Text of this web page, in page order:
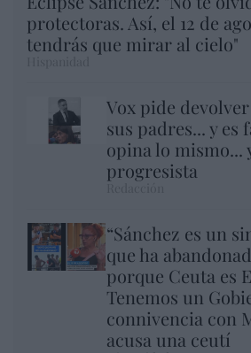
protectoras. Así, el 12 de
tendrás que mirar al cielo"
Vox pide
sus padres... y es
opina lo mismo...
progresista
“Sánchez es un
que ha
porque Ceuta es
Tenemos un
connivencia con
acusa una ceutí